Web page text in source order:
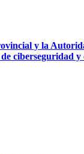
y la
ciberseguridad y